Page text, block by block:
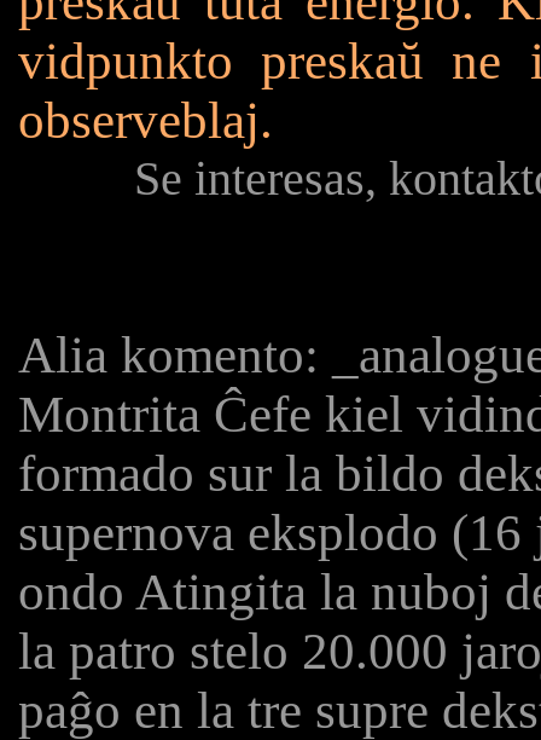
vidpunkto preskaŭ ne
observeblaj.
Se interesas,
Alia komento:
Montrita Ĉefe kiel
formado sur la bildo
supernova eksplodo
ondo Atingita la nuboj
la patro stelo 20.000
paĝo en la tre supre